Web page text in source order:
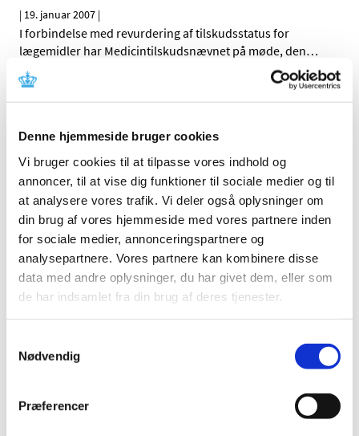
Denne hjemmeside bruger cookies
Vi bruger cookies til at tilpasse vores indhold og
annoncer, til at vise dig funktioner til sociale medier og til
at analysere vores trafik. Vi deler også oplysninger om
din brug af vores hjemmeside med vores partnere inden
for sociale medier, annonceringspartnere og
analysepartnere. Vores partnere kan kombinere disse
data med andre oplysninger, du har givet dem, eller som
de har indsamlet fra din brug af deres tjenester.
Nødvendig
Præferencer
| 19. januar 2007 |
I forbindelse med revurdering af tilskudsstatus for
lægemidler har Medicintilskudsnævnet på møde, den…
Alle (546)
TID
2026 (25)
2025 (15)
2024 (21)
2023 (21)
2022 (11)
2021 (38)
2020 (19)
2019 (44)
2017 (38)
2015 (31)